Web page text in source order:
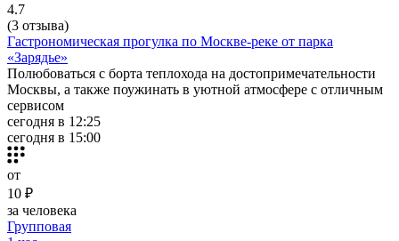
4.7
(3 отзыва)
Гастрономическая прогулка по Москве-реке от парка
«Зарядье»
Полюбоваться с борта теплохода на достопримечательности
Москвы, а также поужинать в уютной атмосфере с отличным
сервисом
сегодня в 12:25
сегодня в 15:00
от
10 ₽
за человека
Групповая